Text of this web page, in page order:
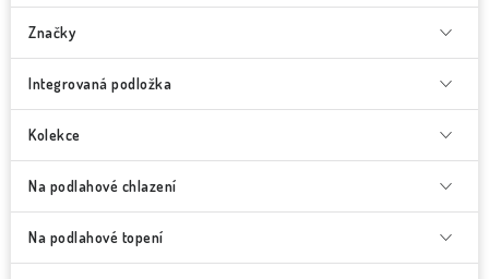
Značky
Integrovaná podložka
Kolekce
Na podlahové chlazení
Na podlahové topení